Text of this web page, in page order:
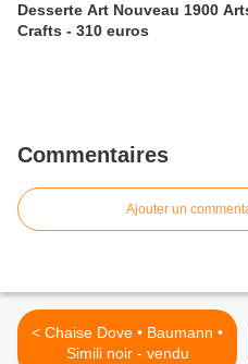
Desserte Art Nouveau 1900
Crafts - 310 euros
Commentaires
Ajouter un
< Chaise Dove • Baumann •
Simili noir - vendu